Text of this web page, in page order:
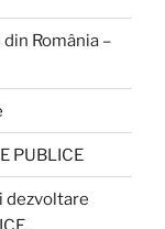
România –
PUBLICE
dezvoltare